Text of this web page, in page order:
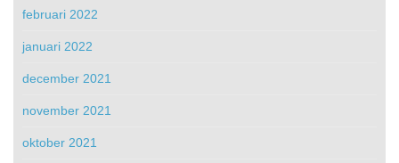
februari 2022
januari 2022
december 2021
november 2021
oktober 2021